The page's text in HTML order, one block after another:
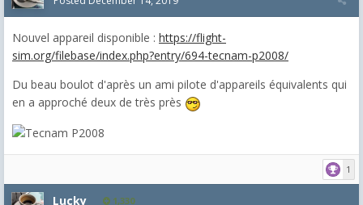
Nouvel appareil disponible : https://flight-
sim.org/filebase/index.php?entry/694-tecnam-p2008/
Du beau boulot d'après un ami pilote d'appareils équivalents qui
en a approché deux de très près
1
Lucky 1,330